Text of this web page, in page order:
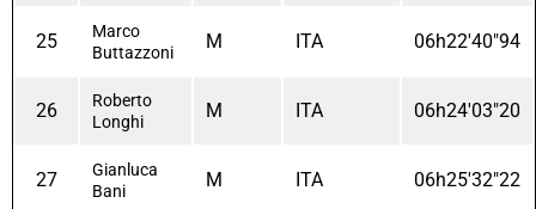
25
Marco
Buttazzoni
M ITA 06h22'40"94
26
Roberto
Longhi
M ITA 06h24'03"20
27
Gianluca
Bani
M ITA 06h25'32"22